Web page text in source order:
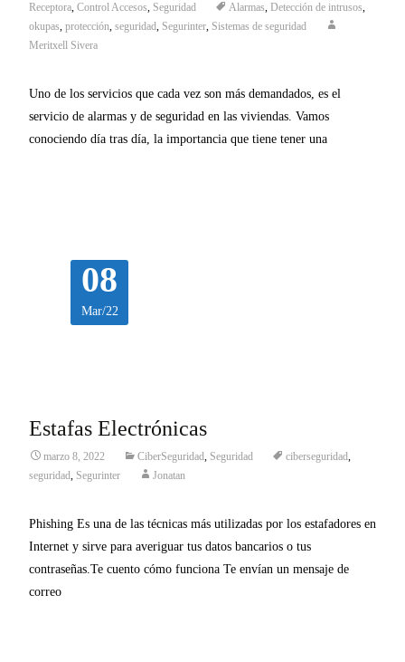
Receptora, Control Accesos, Seguridad Alarmas, Detección de intrusos,
okupas, protección, seguridad, Segurinter, Sistemas de seguridad
Meritxell Sivera
Uno de los servicios que cada vez son más demandados, es el
servicio de alarmas y de seguridad en las viviendas. Vamos
conociendo día tras día, la importancia que tiene tener una
08
Mar/22
Estafas Electrónicas
marzo 8, 2022 CiberSeguridad Seguridad ciberseguridad
seguridad Segurinter Jonatan
Phishing Es una de las técnicas más utilizadas por los estafadores en
Internet y sirve para averiguar tus datos bancarios o tus
contraseñas.Te cuento cómo funciona Te envían un mensaje de
correo